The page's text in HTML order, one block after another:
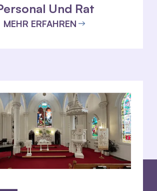
Und Rat
MEHR ERFAHREN